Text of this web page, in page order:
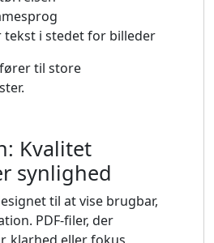
i stedet for billeder
til store
Kvalitet
synlighed
til at vise brugbar,
PDF-filer, der